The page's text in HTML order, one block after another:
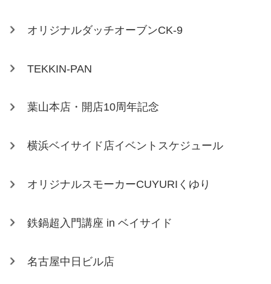
オリジナルダッチオーブンCK-9
TEKKIN-PAN
葉山本店・開店10周年記念
横浜ベイサイド店イベントスケジュール
オリジナルスモーカーCUYURIくゆり
鉄鍋超入門講座 in ベイサイド
名古屋中日ビル店